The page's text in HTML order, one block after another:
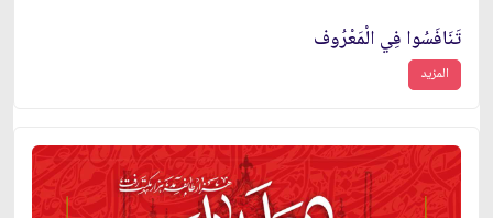
تَنَافَسُوا فِي الْمَعْرُوف
المزيد